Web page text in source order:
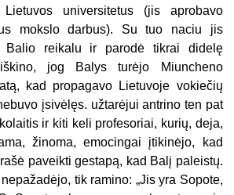
universitetus (jis aprobavo
mokslo darbus). Su tuo naciu jis
Balio reikalu ir parodė tikrai didelę
jog Balys turėjo Miuncheno
kad propagavo Lietuvoje vokiečių
įsivėlęs. užtarėjui antrino ten pat
ir kiti keli profesoriai, kurių, deja,
žinoma, emocingai įtikinėjo, kad
paveikti gestapą, kad Balį paleistų.
tik ramino: „Jis yra Sopote,